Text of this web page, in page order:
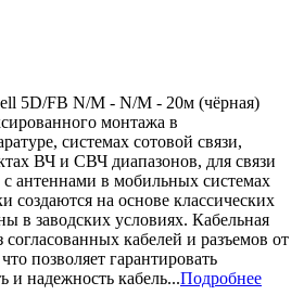
5D/FB N/M - N/M - 20м (чёрная)
монтажа в
системах сотовой связи,
ВЧ и СВЧ диапазонов, для связи
антеннами в мобильных системах
создаются на основе классических
в заводских условиях. Кабельная
согласованных кабелей и разъемов от
позволяет гарантировать
надежность кабель...Подробнее